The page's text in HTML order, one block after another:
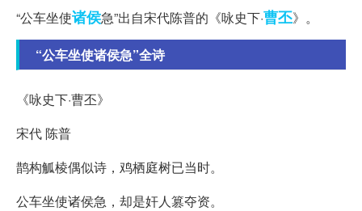
“公车坐使诸侯急”出自宋代陈普的《咏史下·曹丕》。
“公车坐使诸侯急”全诗
《咏史下·曹丕》
宋代 陈普
鹊构觚棱偶似诗，鸡栖庭树已当时。
公车坐使诸侯急，却是奸人篡夺资。